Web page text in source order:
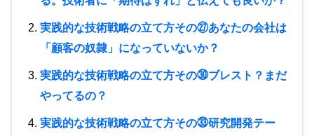
実践的な技術戦略の立て方その㉗あなたの会社は
「顧客の奴隷」になっていないか？
実践的な技術戦略の立て方その㉚ブレスト？まだ
やってるの？
実践的な技術戦略の立て方その㉝研究開発テー